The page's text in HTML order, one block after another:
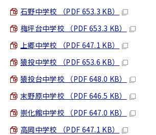
石野中学校 （PDF 653.3 KB）
梅坪台中学校 （PDF 653.3 KB）
上郷中学校 （PDF 647.1 KB）
猿投中学校 （PDF 653.6 KB）
猿投台中学校 （PDF 648.0 KB）
末野原中学校 （PDF 646.5 KB）
崇化館中学校 （PDF 647.0 KB）
高岡中学校 （PDF 647.1 KB）